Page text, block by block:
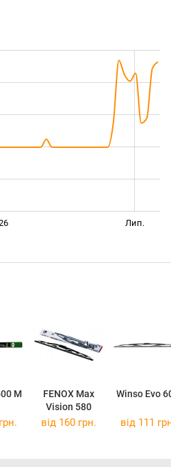
Лип.
M
FENOX Max
Vision 580
Winso Evo
від 160 грн. від 111